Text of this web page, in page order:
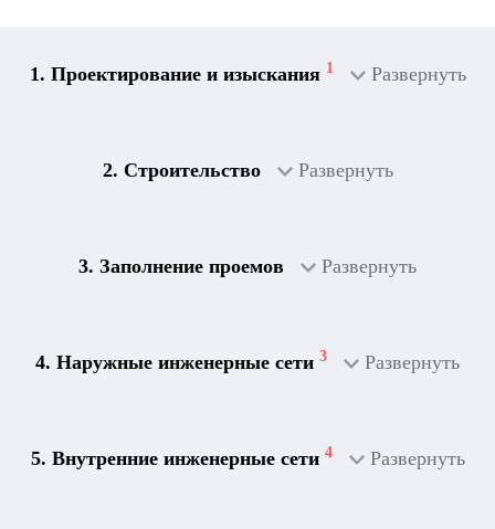
1. Проектирование и изыскания 1 Развернуть
2. Строительство Развернуть
3. Заполнение проемов Развернуть
4. Наружные инженерные сети 3 Развернуть
5. Внутренние инженерные сети 4 Развернуть